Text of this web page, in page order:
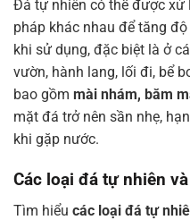
Đá tự nhiên có thể được xử
pháp khác nhau để tăng
khi sử dụng, đặc biệt là ở
vườn, hành lang, lối đi, bể
bao gồm mài nhám, băm
mặt đá trở nên sần nhẹ,
khi gặp nước.
Các loại đá tự nhiên
Tìm hiểu các loại đá tự